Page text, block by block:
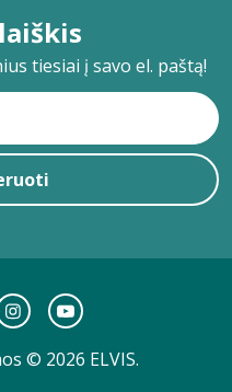
tiesiai į savo el. paštą!
© 2026 ELVIS.